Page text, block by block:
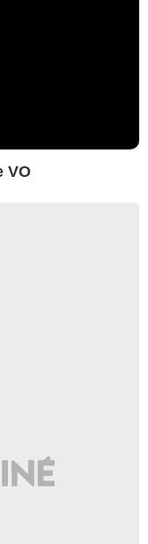
VO